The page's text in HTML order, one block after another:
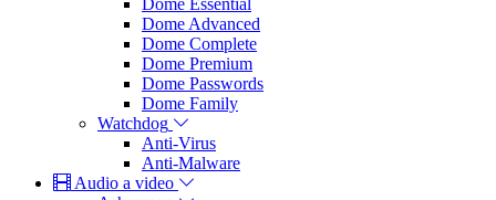
Dome Essential
Dome Advanced
Dome Complete
Dome Premium
Dome Passwords
Dome Family
Watchdog
Anti-Virus
Anti-Malware
Audio a video